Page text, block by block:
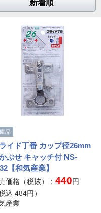
新着順
品
イド丁番 カップ径26mm
ぶせ キャッチ付 NS-
【和気産業】
価格（税抜）：440円
税込484円）
産業